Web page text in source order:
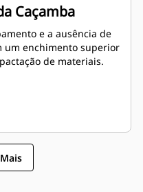
Caçamba
e a ausência de
um enchimento superior
de materiais.